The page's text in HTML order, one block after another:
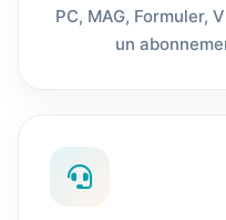
PC, MAG, Formuler,
un